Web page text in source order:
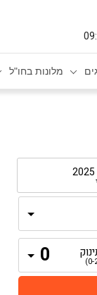
מלונות בחו"ל
2025